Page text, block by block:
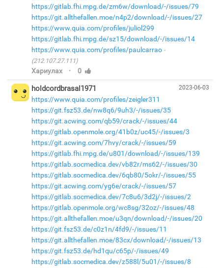
https://gitlab.fhi.mpg.de/zm6w/download/-/issues/79
https://git.allthefallen.moe/n4p2/download/-/issues/27
https://www.quia.com/profiles/juliol299
https://gitlab.fhi.mpg.de/sz15/download/-/issues/14
https://www.quia.com/profiles/paulcarrao
(212.107.27.111)
Хариулах · 0
2023-06-03
holdcordbrasal1971
https://www.quia.com/profiles/zeigler311
https://git.fsz53.de/nw8q6/9uh3/-/issues/35
https://git.acwing.com/qb59/crack/-/issues/44
https://gitlab.openmole.org/41b0z/uc45/-/issues/3
https://git.acwing.com/7hvy/crack/-/issues/59
https://gitlab.fhi.mpg.de/u801/download/-/issues/139
https://gitlab.socmedica.dev/vb82r/ms62/-/issues/30
https://gitlab.socmedica.dev/6qb80/5okr/-/issues/55
https://git.acwing.com/yg6e/crack/-/issues/57
https://gitlab.socmedica.dev/7c8u6/3d2j/-/issues/2
https://gitlab.openmole.org/wc8sg/32oz/-/issues/48
https://git.allthefallen.moe/u3qn/download/-/issues/20
https://git.fsz53.de/c0z1n/4fd9/-/issues/11
https://git.allthefallen.moe/83cx/download/-/issues/13
https://git.fsz53.de/hd1qu/c65p/-/issues/49
https://gitlab.socmedica.dev/z588l/5u01/-/issues/8